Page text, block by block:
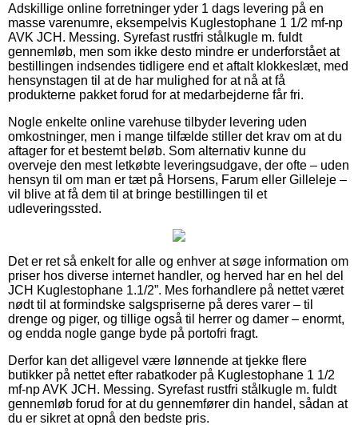
Adskillige online forretninger yder 1 dags levering på en
masse varenumre, eksempelvis Kuglestophane 1 1/2 mf-np
AVK JCH. Messing. Syrefast rustfri stålkugle m. fuldt
gennemløb, men som ikke desto mindre er underforstået at
bestillingen indsendes tidligere end et aftalt klokkeslæt, med
hensynstagen til at de har mulighed for at nå at få
produkterne pakket forud for at medarbejderne får fri.
Nogle enkelte online varehuse tilbyder levering uden
omkostninger, men i mange tilfælde stiller det krav om at du
aftager for et bestemt beløb. Som alternativ kunne du
overveje den mest letkøbte leveringsudgave, der ofte – uden
hensyn til om man er tæt på Horsens, Farum eller Gilleleje –
vil blive at få dem til at bringe bestillingen til et
udleveringssted.
Det er ret så enkelt for alle og enhver at søge information om
priser hos diverse internet handler, og herved har en hel del
JCH Kuglestophane 1.1/2”. Mes forhandlere på nettet været
nødt til at formindske salgspriserne på deres varer – til
drenge og piger, og tillige også til herrer og damer – enormt,
og endda nogle gange byde på portofri fragt.
Derfor kan det alligevel være lønnende at tjekke flere
butikker på nettet efter rabatkoder på Kuglestophane 1 1/2
mf-np AVK JCH. Messing. Syrefast rustfri stålkugle m. fuldt
gennemløb forud for at du gennemfører din handel, sådan at
du er sikret at opnå den bedste pris.